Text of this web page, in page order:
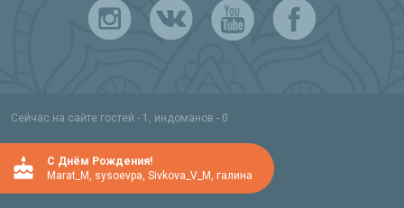
Сейчас на сайте гостей - 1, индоманов - 0
C Днём Рождения!
Marat_M, sysoevpa, Sivkova_V_M, галина